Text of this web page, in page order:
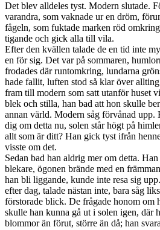
Det blev alldeles tyst. Modern slutade.
varandra, som vaknade ur en dröm,
fågeln, som fuktade marken röd
tigande och gick alla till vila.
Efter den kvällen talade de en tid inte
en för sig. Det var på sommaren,
frodades där runtomkring, lundarna
hade fallit, luften stod så klar över
fram till modern som satt utanför huset
blek och stilla, han bad att hon skulle
annan värld. Modern såg förvånad upp.
dig om detta nu, solen står högt på
allt som är ditt? Han gick tyst ifrån
visste om det.
Sedan bad han aldrig mer om detta.
blekare, ögonen brände med en
han bli liggande, kunde inte resa sig
efter dag, talade nästan inte, bara såg
förstorade blick. De frågade honom om
skulle han kunna gå ut i solen igen, där
blommor än förut, större än då; han